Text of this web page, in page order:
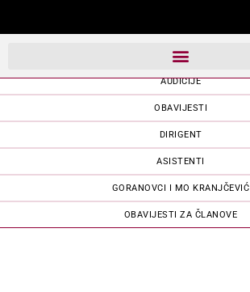
AKADEMSKI ZBOR
AUDICIJE
OBAVIJESTI
DIRIGENT
ASISTENTI
GORANOVCI I MO KRANJČEVIĆ
OBAVIJESTI ZA ČLANOVE